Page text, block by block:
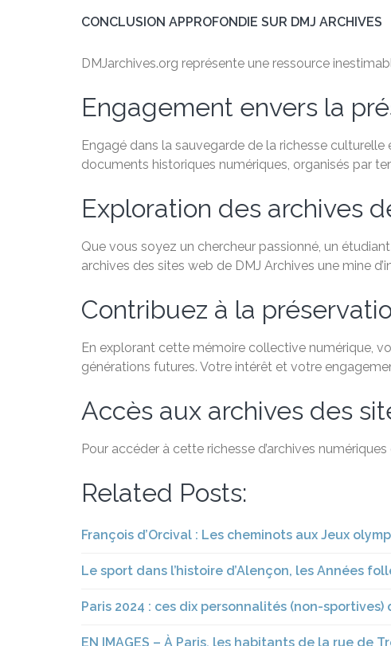
CONCLUSION APPROFONDIE SUR DMJ ARCHIVES
DMJarchives.org représente une ressource
Engagement envers la
Engagé dans la sauvegarde de la richesse
documents historiques numériques, organisés par
Exploration des archives
Que vous soyez un chercheur passionné, un
archives des sites web de DMJ Archives une mine
Contribuez à la
En explorant cette mémoire collective numérique,
générations futures. Votre intérêt et votre
Accès aux archives des
Pour accéder à cette richesse d’archives
Related Posts:
François d’Orcival : Les cheminots aux Jeux
Le sport dans l’histoire d’Alençon, les Années
Paris 2024 : ces dix personnalités (non-
EN IMAGES – À Paris, les habitants de la rue de